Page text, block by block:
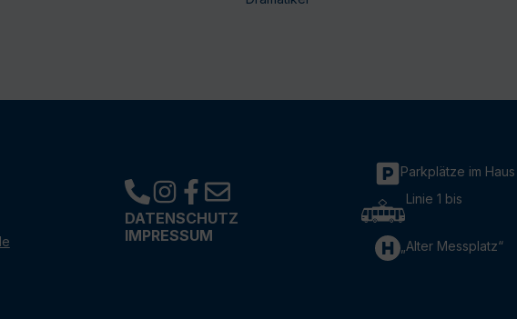
DATENSCHUTZ
IMPRESSUM
Parkplätze im Haus
Linie 1 bis
„Alter Messplatz“